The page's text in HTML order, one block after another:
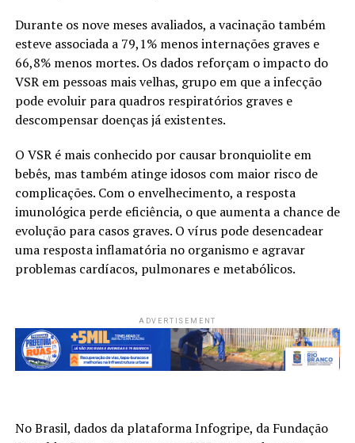
Durante os nove meses avaliados, a vacinação também
esteve associada a 79,1% menos internações graves e
66,8% menos mortes. Os dados reforçam o impacto do
VSR em pessoas mais velhas, grupo em que a infecção
pode evoluir para quadros respiratórios graves e
descompensar doenças já existentes.
O VSR é mais conhecido por causar bronquiolite em
bebês, mas também atinge idosos com maior risco de
complicações. Com o envelhecimento, a resposta
imunológica perde eficiência, o que aumenta a chance de
evolução para casos graves. O vírus pode desencadear
uma resposta inflamatória no organismo e agravar
problemas cardíacos, pulmonares e metabólicos.
ADVERTISEMENT
No Brasil, dados da plataforma Infogripe, da Fundação